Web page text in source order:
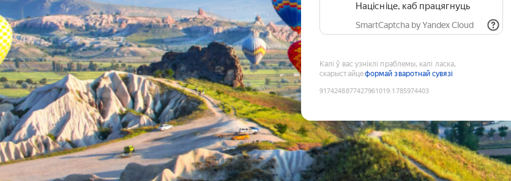
Націсніце, каб працягнуць
SmartCaptcha by Yandex Cloud
Калі ў вас узніклі праблемы, калі ласка,
скарыстайцеформай зваротнай сувязі
9174248877427961019:1785974403